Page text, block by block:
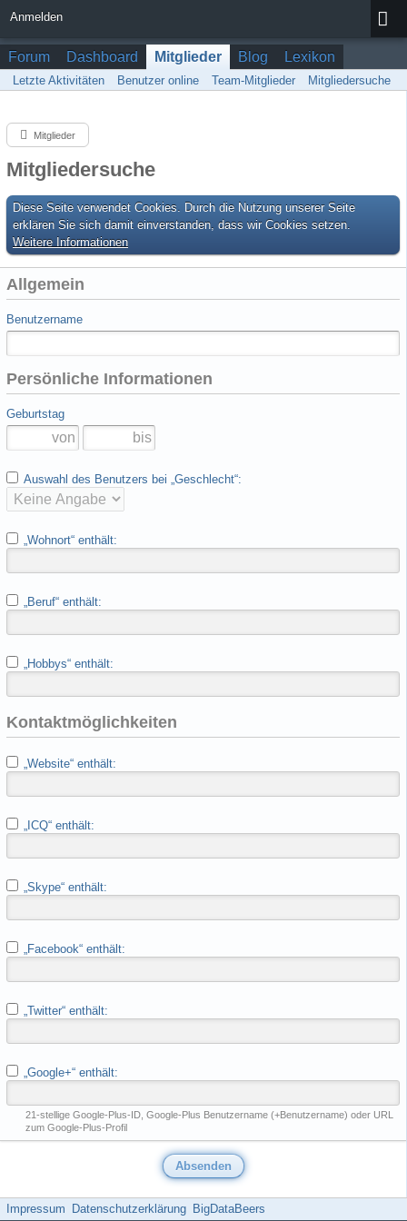
Anmelden
Forum Dashboard Mitglieder Blog Lexikon
Letzte Aktivitäten Benutzer online Team-Mitglieder Mitgliedersuche
Mitglieder
Mitgliedersuche
Diese Seite verwendet Cookies. Durch die Nutzung unserer Seite
erklären Sie sich damit einverstanden, dass wir Cookies setzen.
Weitere Informationen
Allgemein
Benutzername
Persönliche Informationen
Geburtstag
Auswahl des Benutzers bei „Geschlecht“:
„Wohnort“ enthält:
„Beruf“ enthält:
„Hobbys“ enthält:
Kontaktmöglichkeiten
„Website“ enthält:
„ICQ“ enthält:
„Skype“ enthält:
„Facebook“ enthält:
„Twitter“ enthält:
„Google+“ enthält:
21-stellige Google-Plus-ID, Google-Plus Benutzername (+Benutzername) oder URL
zum Google-Plus-Profil
Impressum Datenschutzerklärung BigDataBeers